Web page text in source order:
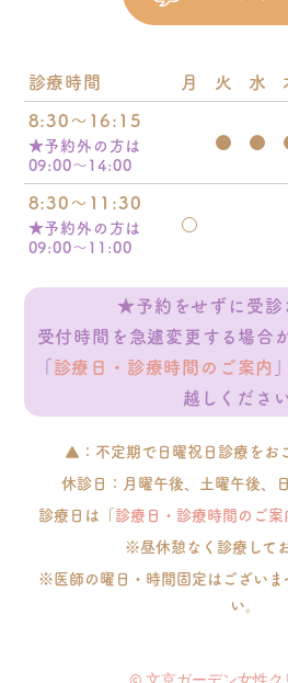
診療時間 月 火 水
8:30～16:15
★予約外の方は
09:00～14:00
● ●
8:30～11:30
★予約外の方は
09:00～11:00
○
★予約をせずに受診
受付時間を急遽変更する場合
診療日・診療時間のご案内
越しくださ
▲：不定期で日曜祝日診療をおこ
休診日：月曜午後、土曜午後、
診療日は「 診療日・診療時間のご案
※昼休憩なく診療してお
※医師の曜日・時間固定はございま
い。